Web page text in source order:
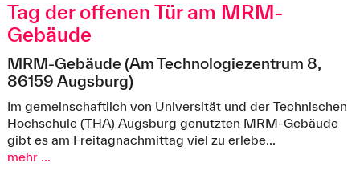
Im Labor „Industrielle Sicherheit“ gibt es spannende Vorträge und
den Demonstrator für die Aus- und Weiterbildung zu sehen.
Photographin: Pia Simon
Tag der offenen Tür am MRM-
Gebäude
MRM-Gebäude (Am Technologiezentrum 8,
86159 Augsburg)
Im gemeinschaftlich von Universität und der Technischen
Hochschule (THA) Augsburg genutzten MRM-Gebäude
gibt es am Freitagnachmittag viel zu erlebe...
mehr ...